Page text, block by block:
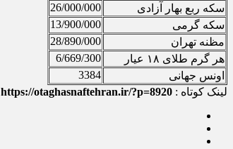
سکه ربع بهار آزادی
26/000/000
سکه گرمی
13/900/000
مظنه تهران
28/890/000
هر گرم طلای ۱۸ عیار
6/669/300
اونس جهانی
3384
لینک کوتاه : https://otaghasnaftehran.ir/?p=8920